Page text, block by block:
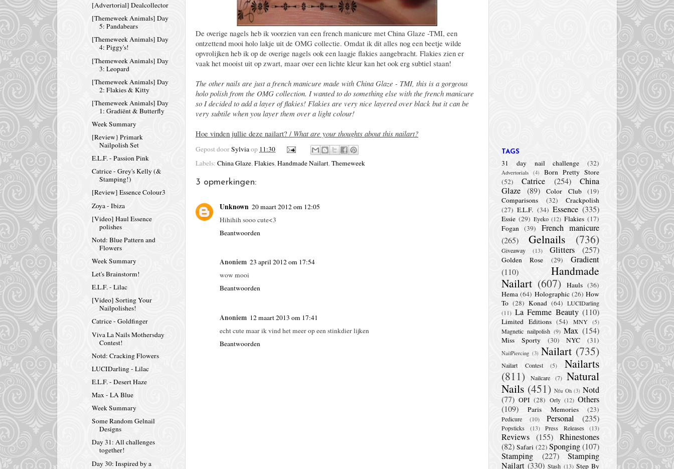
De overige nagels heb ik voorzien van een french manicure met China Glaze -TMI, een
ontzettend mooi holo lakje uit de OMG collectie. Omdat ik dit alles nog een beetje wilde
opvrolijken heb ik op de overige nagels ook een laagje flakies aangebracht. Flakies zien er
vaak het mooist uit op zwart, maar over een lichte kleur kan het ook erg subtiel staan!
The other nails are just a french manicure made with China Glaze - TMI, this is a gorgeous
holo polish from the OMG collection. I wanted to do something else with the french manicure
so I decided to add a layer of flakies! Flakies are very nice layered over black but it can be
very subtile when you layer them over a light colour!
Hoe vinden jullie deze nailart? / What are your thoughts about this nailart?
Gepost doorSylviaop 11:30
Labels: China Glaze,Flakies,Handmade Nailart,Themeweek
3 opmerkingen:
Unknown 20 maart 2012 om 12:05
Hihihih sooo cute<3
Beantwoorden
Anoniem 23 april 2012 om 17:54
wow mooi
Beantwoorden
Anoniem 12 maart 2013 om 17:41
echt cute maar ik vind het meer op een stinkdier lijken
Beantwoorden
[Advertorial] Dealcollector
[Themeweek Animals] Day
5: Pandabears
[Themeweek Animals] Day
4: Piggy's!
[Themeweek Animals] Day
3: Leopard
[Themeweek Animals] Day
2: Flakies & Kitty
[Themeweek Animals] Day
1: Gradiënt & Butterfly
Week Summary
[Review} Primark
Nailpolish Set
E.L.F. - Passion Pink
Catrice - Grey's Kelly (&
Stamping!)
[Review] Essence Colour3
Zoya - Ibiza
[Video] Haul Essence
polishes
Notd: Blue Pattern and
Flowers
Week Summary
Let's Brainstorm!
E.L.F. - Lilac
[Video] Sorting Your
Nailpolishes!
Catrice - Goldfinger
Viva La Nails Mothersday
Contest!
Notd: Cracking Flowers
LUCIDarling - Lilac
E.L.F. - Desert Haze
Max - LA Blue
Week Summary
Some Random Gelnail
Designs
Day 31: All challenges
together!
Day 30: Inspired by a
TAGS
31 day nail challenge (32)
Advertorials (4)
Born Pretty Store
(52)
Catrice (254)
China
Glaze (89) Color Club
(19)
Comparisons
(32)
Crackpolish
(27) E.L.F. (34) Essence (335)
Essie (29) Eyeko (12) Flakies (17)
Fogan (39)
French manicure
(265)
Gelnails (736)
Giveaway (13) Glitters (257)
Golden Rose (29)
Gradient
(110)
Handmade
Nailart (607) Hauls (36)
Hema (64) Holographic (26) How
To (28) Konad (64) LUCIDarling
(11) La Femme Beauty (110)
Limited Editions (54) MNY (5)
Magnetic nailpolish (9) Max (154)
Miss Sporty (30) NYC (31)
NailPiercing (3) Nailart (735)
Nailart Contest (5)
Nailarts
(811)
Nailcare (7) Natural
Nails (451) Nfu Oh (3) Notd
(77) OPI (28) Orly (12) Others
(109)
Paris Memories (23)
Pedicure (10) Personal (235)
Popsticks (13) Press Releases (13)
Reviews (155) Rhinestones
(82) Safari (22) Sponging(107)
Stamping
(227)
Stamping
Nailart (330) Stash (13) Step By